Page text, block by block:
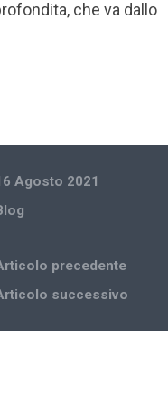
che va dallo
Agosto 2021
precedente
successivo